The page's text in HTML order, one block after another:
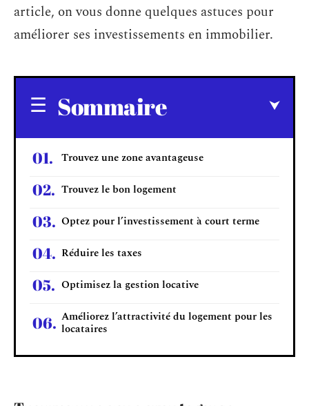
article, on vous donne quelques astuces pour
améliorer ses investissements en immobilier.
Sommaire
Trouvez une zone avantageuse
Trouvez le bon logement
Optez pour l’investissement à court terme
Réduire les taxes
Optimisez la gestion locative
Améliorez l’attractivité du logement pour les
locataires